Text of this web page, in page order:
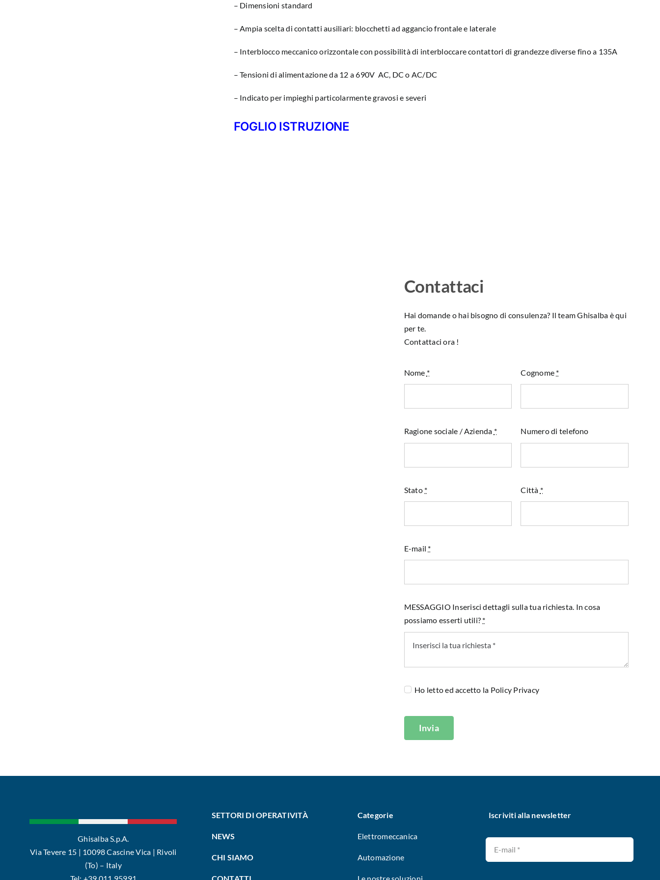
– Dimensioni standard
– Ampia scelta di contatti ausiliari: blocchetti ad aggancio frontale e laterale
– Interblocco meccanico orizzontale con possibilità di interbloccare contattori di grandezze diverse fino a 135A
– Tensioni di alimentazione da 12 a 690V AC, DC o AC/DC
– Indicato per impieghi particolarmente gravosi e severi
FOGLIO ISTRUZIONE
Contattaci
Hai domande o hai bisogno di consulenza? Il team Ghisalba è qui
per te.
Contattaci ora !
Nome * Cognome *
Ragione sociale / Azienda * Numero di telefono
Stato * Città *
E-mail *
MESSAGGIO Inserisci dettagli sulla tua richiesta. In cosa
possiamo esserti utili? *
Ho letto ed accetto la Policy Privacy
Invia
Ghisalba S.p.A.
Via Tevere 15 | 10098 Cascine Vica | Rivoli
(To) – Italy
SETTORI DI OPERATIVITÀ
NEWS
CHI SIAMO
Categorie
Elettromeccanica
Automazione
Iscriviti alla newsletter